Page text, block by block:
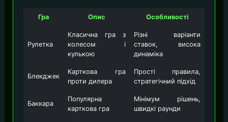
Гра Опис Особливості
Рулетка
Класична гра з
колесом і
кулькою
Різні варіанти
ставок, висока
динаміка
Блекджек
Карткова гра
проти дилера
Прості правила,
стратегічний підхід
Баккара
Популярна
карткова гра
Мінімум рішень,
швидкі раунди